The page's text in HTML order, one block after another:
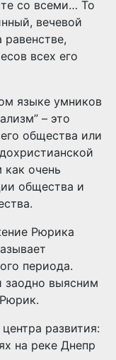
со всеми… То
вечевой
всех его
языке умников
– это
общества или
очень
общества и
Рюрика
периода.
заодно выясним
развития:
на реке Днепр